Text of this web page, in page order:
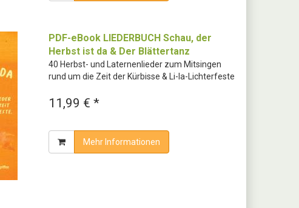
PDF-eBook LIEDERBUCH Schau, der
Herbst ist da & Der Blättertanz
40 Herbst- und Laternenlieder zum Mitsingen
rund um die Zeit der Kürbisse & Li-la-Lichterfeste
11,99 € *
Mehr Informationen